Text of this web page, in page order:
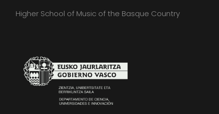
Higher School of Music of the Basque Country